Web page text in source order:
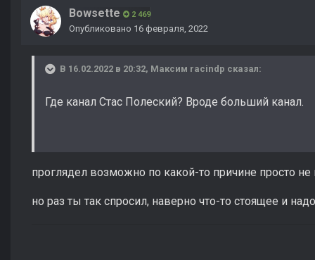
Bowsette 2 469
Опубликовано 16 февраля, 2022
В 16.02.2022 в 20:32, Максим raсindp сказал:
Где канал Стас Полеский? Вроде больший канал.
проглядел возможно по какой-то причине просто не
но раз ты так спросил, наверно что-то стоящее и